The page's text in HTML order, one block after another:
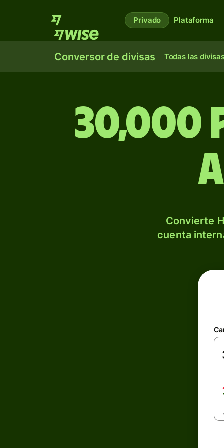
Privado Plataforma
Conversor de divisas Todas las
Convierte
cuenta